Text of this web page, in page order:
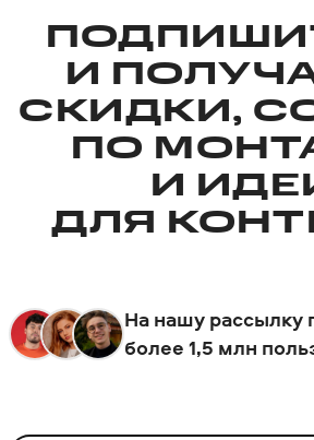
И
СКИДКИ,
ПО
И
ДЛЯ
На нашу рассылку
более 1,5 млн